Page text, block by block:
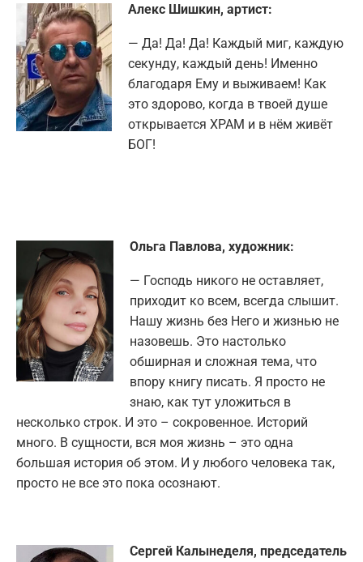
Алекс Шишкин, артист:
— Да! Да! Да! Каждый миг, каждую
секунду, каждый день! Именно
благодаря Ему и выживаем! Как
это здорово, когда в твоей душе
открывается ХРАМ и в нём живёт
БОГ!
Ольга Павлова, художник:
— Господь никого не оставляет,
приходит ко всем, всегда слышит.
Нашу жизнь без Него и жизнью не
назовешь. Это настолько
обширная и сложная тема, что
впору книгу писать. Я просто не
знаю, как тут уложиться в
несколько строк. И это – сокровенное. Историй
много. В сущности, вся моя жизнь – это одна
большая история об этом. И у любого человека так,
просто не все это пока осознают.
Сергей Калынеделя, председатель